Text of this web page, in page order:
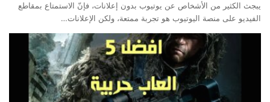
يبجث الكثير من الأشخاص عن يوتيوب بدون إعلانات، فإنّ الاستمتاع بمقاطع
الفيديو على منصة اليوتيوب هو تجربة ممتعة، ولكن الإعلانات…